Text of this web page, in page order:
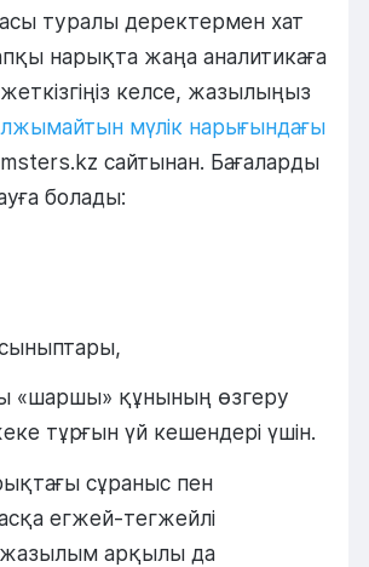
туралы деректермен хат
нарықта жаңа аналитикаға
келсе, жазылыңыз
мүлік нарығындағы
сайтынан. Бағаларды
болады:
«шаршы» құнының өзгеру
тұрғын үй кешендері үшін.
сұраныс пен
егжей-тегжейлі
жазылым арқылы да